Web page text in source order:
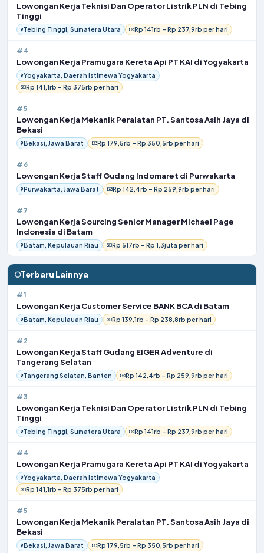
Lowongan Kerja Teknisi Dan Operator Listrik PLN di Tebing
Tinggi
Tebing Tinggi, Sumatera Utara Rp 141rb – Rp 237,9rb per hari
#4
Lowongan Kerja Pramugara Kereta Api PT KAI di Yogyakarta
Yogyakarta, Daerah Istimewa Yogyakarta
Rp 141,1rb – Rp 375rb per hari
#5
Lowongan Kerja Mekanik Peralatan PT. Santosa Asih Jaya di
Bekasi
Bekasi, Jawa Barat Rp 179,5rb – Rp 350,5rb per hari
#6
Lowongan Kerja Staff Gudang Indomaret di Purwakarta
Purwakarta, Jawa Barat Rp 142,4rb – Rp 259,9rb per hari
#7
Lowongan Kerja Sourcing Senior Manager Michael Page
Indonesia di Batam
Batam, Kepulauan Riau Rp 517rb – Rp 1,3juta per hari
Terbaru Lainnya
#1
Lowongan Kerja Customer Service BANK BCA di Batam
Batam, Kepulauan Riau Rp 139,1rb – Rp 238,8rb per hari
#2
Lowongan Kerja Staff Gudang EIGER Adventure di
Tangerang Selatan
Tangerang Selatan, Banten Rp 142,4rb – Rp 259,9rb per hari
#3
Lowongan Kerja Teknisi Dan Operator Listrik PLN di Tebing
Tinggi
Tebing Tinggi, Sumatera Utara Rp 141rb – Rp 237,9rb per hari
#4
Lowongan Kerja Pramugara Kereta Api PT KAI di Yogyakarta
Yogyakarta, Daerah Istimewa Yogyakarta
Rp 141,1rb – Rp 375rb per hari
#5
Lowongan Kerja Mekanik Peralatan PT. Santosa Asih Jaya di
Bekasi
Bekasi, Jawa Barat Rp 179,5rb – Rp 350,5rb per hari